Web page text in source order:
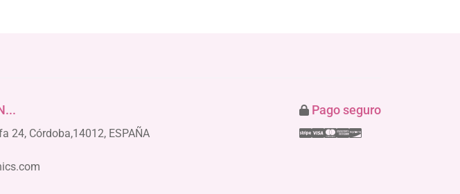
24, Córdoba,14012, ESPAÑA
Pago seguro
Stripe
VisaMastercard
American Express
Discover